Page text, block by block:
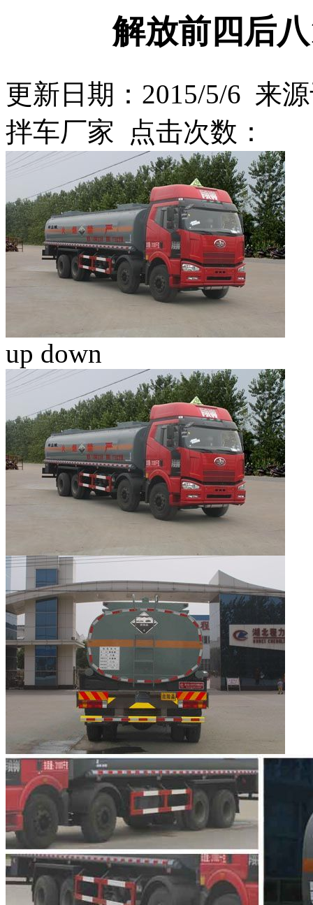
解放前四后
更新日期：2015/5/6 来
拌车厂家 点击次数：
up down